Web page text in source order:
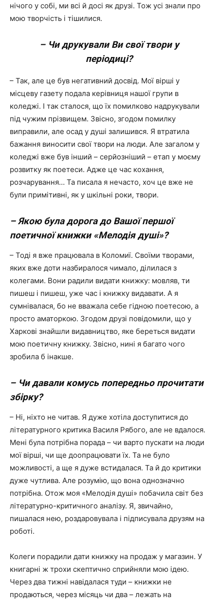
нічого у собі, ми всі й досі як друзі. Тож усі знали про
мою творчість і тішилися.
– Чи друкували Ви свої твори у
періодиці?
– Так, але це був негативний досвід. Мої вірші у
місцеву газету подала керівниця нашої групи в
коледжі. І так сталося, що їх помилково надрукували
під чужим прізвищем. Звісно, згодом помилку
виправили, але осад у душі залишився. Я втратила
бажання виносити свої твори на люди. Але загалом у
коледжі вже був інший – серйозніший – етап у моєму
розвитку як поетеси. Адже це час кохання,
розчарування… Та писала я нечасто, хоч це вже не
були примітивні, як у шкільні роки, твори.
– Якою була дорога до Вашої першої
поетичної книжки «Мелодія душі»?
– Тоді я вже працювала в Коломиї. Своїми творами,
яких вже доти назбиралося чимало, ділилася з
колегами. Вони радили видати книжку: мовляв, ти
пишеш і пишеш, уже час і книжку видавати. А я
сумнівалася, бо не вважала себе гідною поетесою, а
просто аматоркою. Згодом друзі повідомили, що у
Харкові знайшли видавництво, яке береться видати
мою поетичну книжку. Звісно, нині я багато чого
зробила б інакше.
– Чи давали комусь попередньо прочитати
збірку?
– Ні, ніхто не читав. Я дуже хотіла доступитися до
літературного критика Василя Рябого, але не вдалося.
Мені була потрібна порада – чи варто пускати на люди
мої вірші, чи ще доопрацювати їх. Та не було
можливості, а ще я дуже встидалася. Та й до критики
дуже чутлива. Але розумію, що вона однозначно
потрібна. Отож моя «Мелодія душі» побачила світ без
літературно-критичного аналізу. Я, звичайно,
пишалася нею, роздаровувала і підписувала друзям на
роботі.
Колеги порадили дати книжку на продаж у магазин. У
книгарні ж трохи скептично сприйняли мою ідею.
Через два тижні навідалася туди – книжки не
продаються, через місяць чи два – лежать на